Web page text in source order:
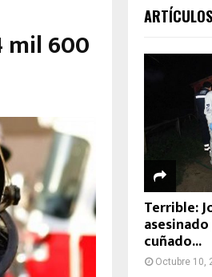
mil 600
Terrible:
cuñado...
Octubre 10,